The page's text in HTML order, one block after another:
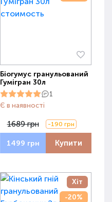
Біогумус гранульований
Гумігран 30л
1
Є в наявності
1689 грн -190 грн
1499 грн Купити
Хіт
-20%